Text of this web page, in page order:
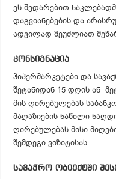
ეს შედარებით
დაგვიანებების და
ადვილად შეუძლიათ
კონსიგნაცია
ჰიპერმარკეტები და
შეტანიდან 15 დღის ან
მის ღირებულებას
მაღაზიების ნაწილი
ღირებულებას მისი
შემდეგი ვიზიტისას.
სავაჭრო ობიექტში